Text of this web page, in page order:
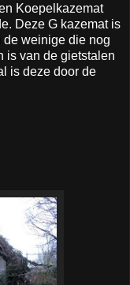
Koepelkazemat
Deze G kazemat is
de weinige die nog
is van de gietstalen
is deze door de